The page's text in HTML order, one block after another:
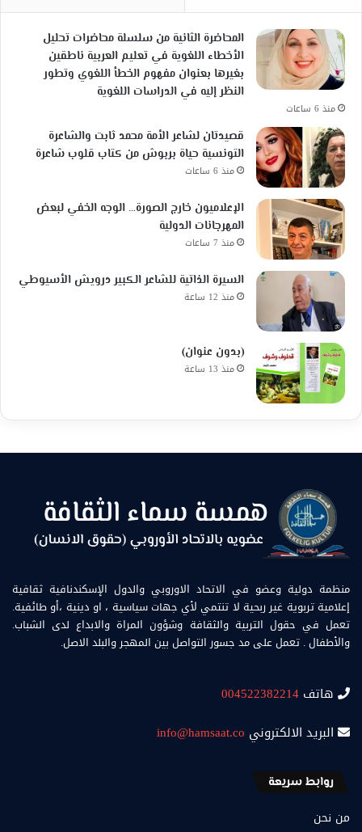
المحاضرة الثانية من سلسلة محاضرات تحليل
الأخطاء اللغوية في تعليم العربية ناطقين
بغيرها بعنوان مفهوم الخطأ اللغوي وتطور
النظر إليه في الدراسات اللغوية
منذ 6 ساعات
قصيدتان لشاعر الأمة محمد ثابت والشاعرة
التونسية حياة بربوش من كتاب قلوب شاعرة
منذ 6 ساعات
الإعلاميون خارج الصورة… الوجه الخفي لبعض
المهرجانات الدولية
منذ 7 ساعات
السيرة الذاتية للشاعر الكبير درويش الأسيوطي
منذ 12 ساعة
(بدون عنوان)
منذ 13 ساعة
منظمة دولية وعضو في الاتحاد الاوروبي والدول الإسكندنافية ثقافية
إعلامية تربوية غير ربحية لا تنتمي لأي جهات سياسية ، او دينية ،أو طائفية.
تعمل في حقول التربية والثقافة وشؤون المراة والابداع لدى الشباب.
والأطفال . تعمل على مد جسور التواصل بين المهجر والبلد الاصل.
هاتف 004522382214
البريد الالكتروني info@hamsaat.co
روابط سريعة
من نحن